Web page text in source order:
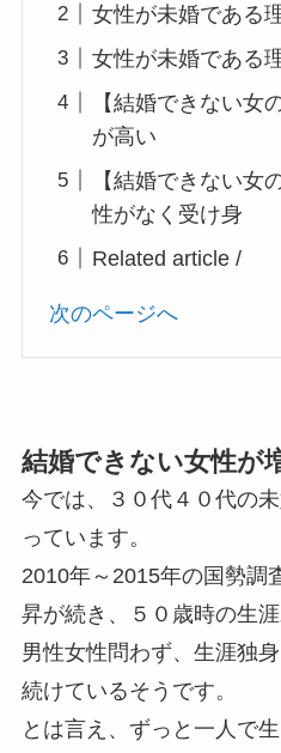
女性が未婚である
女性が未婚である
【結婚できない
が高い
【結婚できない
性がなく受け身
Related article /
次のページへ
結婚できない女性が
今では、３０代４０代の
っています。
2010年～2015年の国勢調
昇が続き、５０歳時の生涯
男性女性問わず、生涯独
続けているそうです。
とは言え、ずっと一人で